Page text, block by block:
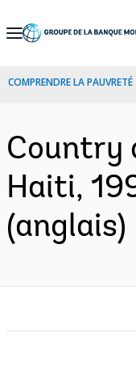
Skip
Navigation
COMPRENDRE LA PAUVRETÉ
Country
Haiti,
(anglais)